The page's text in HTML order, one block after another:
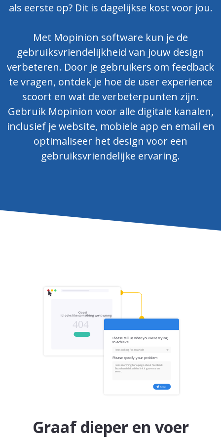
als eerste op? Dit is dagelijkse kost voor jou.
Met Mopinion software kun je de
gebruiksvriendelijkheid van jouw design
verbeteren. Door je gebruikers om feedback
te vragen, ontdek je hoe de user experience
scoort en wat de verbeterpunten zijn.
Gebruik Mopinion voor alle digitale kanalen,
inclusief je website, mobiele app en email en
optimaliseer het design voor een
gebruiksvriendelijke ervaring.
Graaf dieper en voer